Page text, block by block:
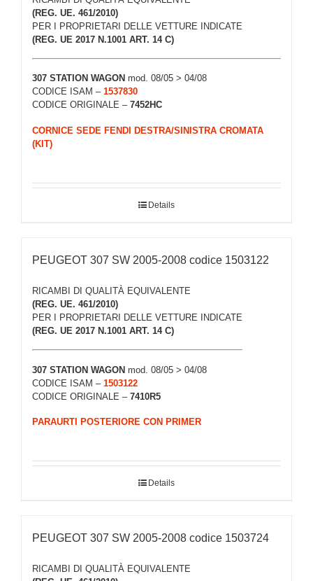
(REG. UE. 461/2010)
PER I PROPRIETARI DELLE VETTURE INDICATE
(REG. UE 2017 N.1001 ART. 14 C)
307 STATION WAGON mod. 08/05 > 04/08
CODICE ISAM – 1537830
CODICE ORIGINALE – 7452HC
CORNICE SEDE FENDI DESTRA/SINISTRA CROMATA
(KIT)
Details
PEUGEOT 307 SW 2005-2008 codice 1503122
RICAMBI DI QUALITÀ EQUIVALENTE
(REG. UE. 461/2010)
PER I PROPRIETARI DELLE VETTURE INDICATE
(REG. UE 2017 N.1001 ART. 14 C)
307 STATION WAGON mod. 08/05 > 04/08
CODICE ISAM – 1503122
CODICE ORIGINALE – 7410R5
PARAURTI POSTERIORE CON PRIMER
Details
PEUGEOT 307 SW 2005-2008 codice 1503724
RICAMBI DI QUALITÀ EQUIVALENTE